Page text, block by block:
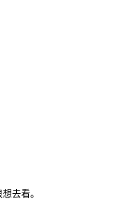
去看。